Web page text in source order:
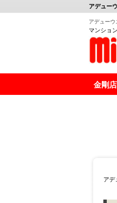
アデュー
アデュー
マンショ
金剛
アデ